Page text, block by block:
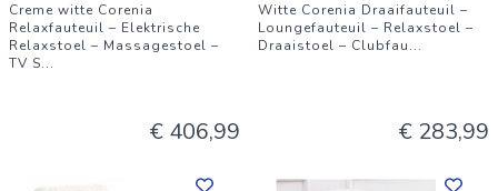
Creme witte Corenia
Relaxfauteuil – Elektrische
Relaxstoel – Massagestoel –
TV S...
€ 406,99
Witte Corenia Draaifauteuil –
Loungefauteuil – Relaxstoel –
Draaistoel – Clubfau...
€ 283,99